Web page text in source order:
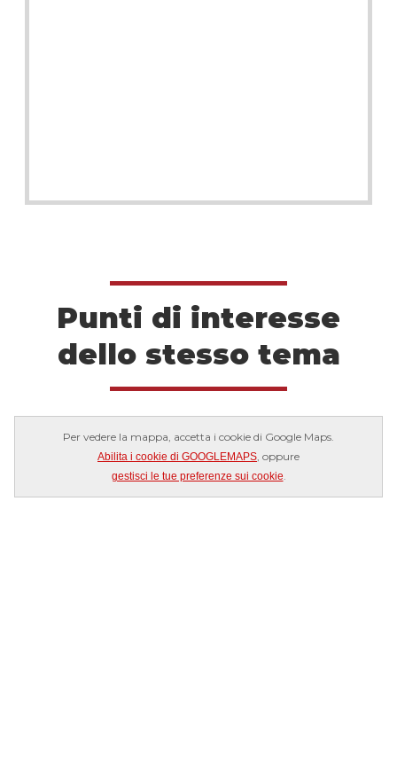
Punti di interesse
dello stesso tema
Per vedere la mappa, accetta i cookie di Google Maps.
Abilita i cookie di GOOGLEMAPS , oppure
gestisci le tue preferenze sui cookie